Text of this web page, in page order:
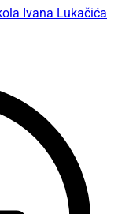
Ivana Lukačića